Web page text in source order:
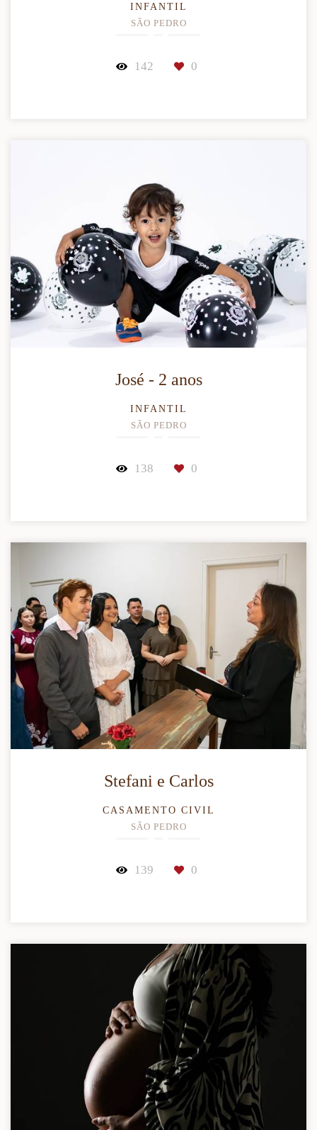
INFANTIL
SÃO PEDRO
142 0
José - 2 anos
INFANTIL
SÃO PEDRO
138 0
Stefani e Carlos
CASAMENTO CIVIL
SÃO PEDRO
139 0